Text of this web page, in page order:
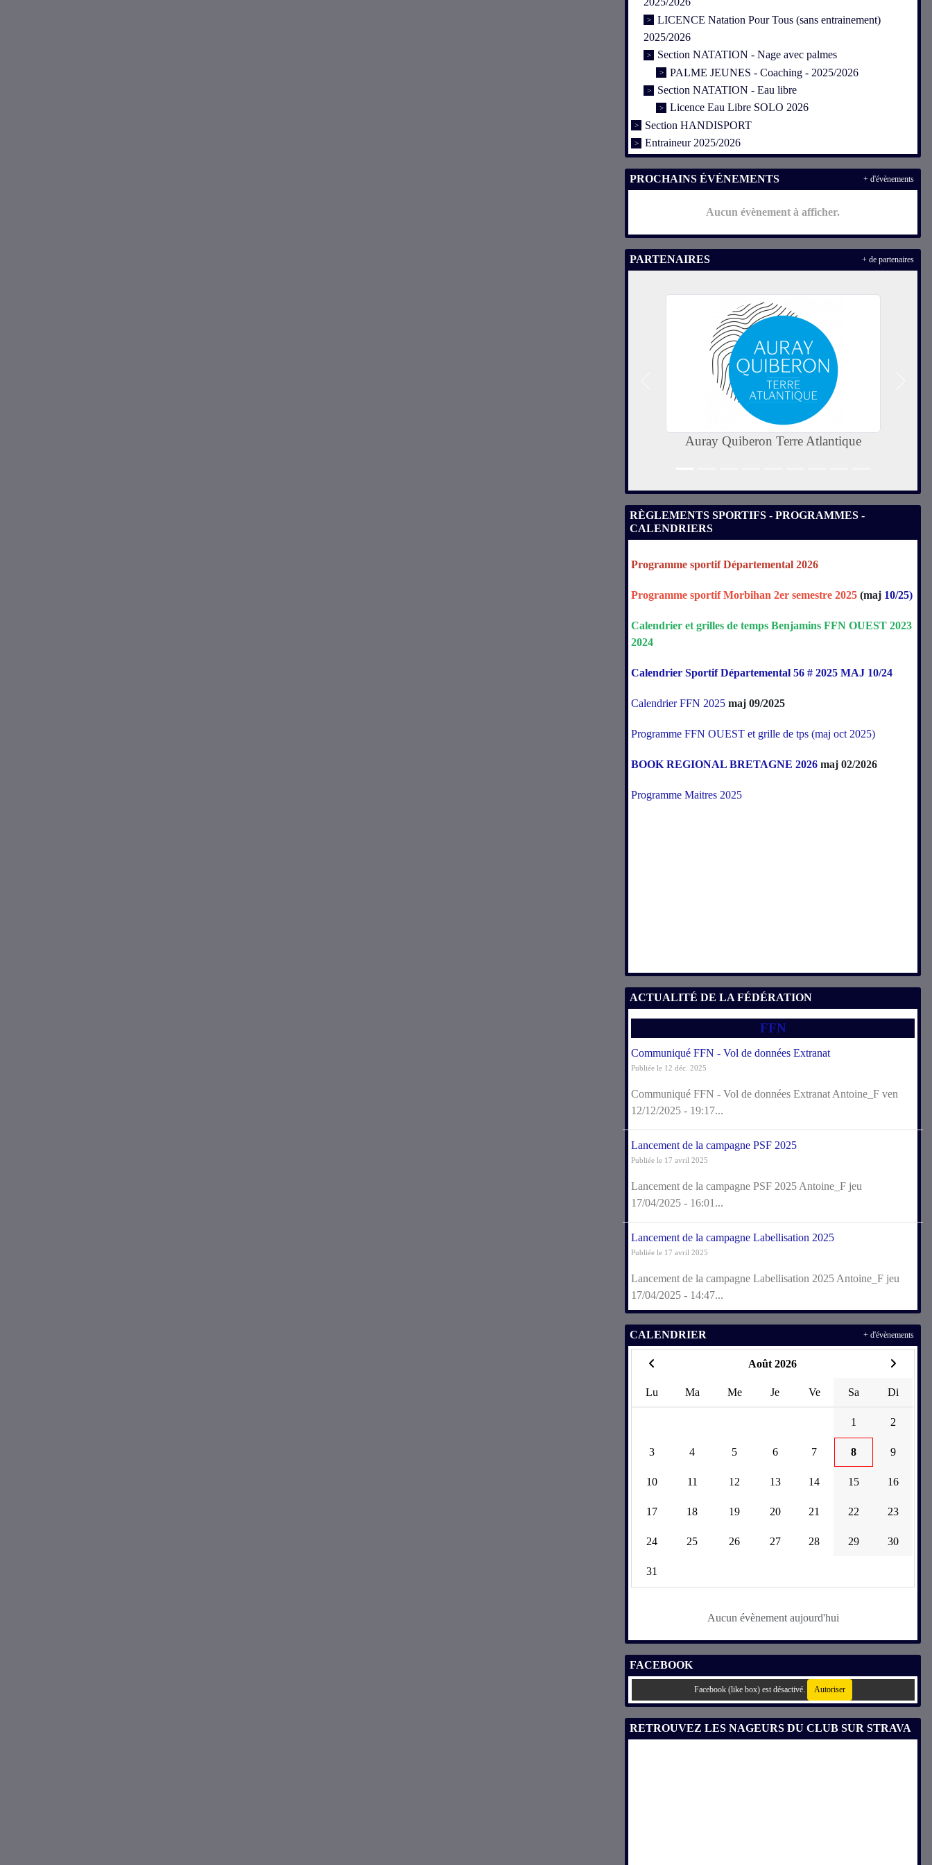
LICENCE Natation Pour Tous (sans entrainement)
2025/2026
Section NATATION - Nage avec palmes
PALME JEUNES - Coaching - 2025/2026
Section NATATION - Eau libre
Licence Eau Libre SOLO 2026
Section HANDISPORT
Entraineur 2025/2026
PROCHAINS ÉVÉNEMENTS
Aucun évènement à afficher.
+ d'évènements
PARTENAIRES
Tonton Outdoor
+ de partenaires
RÈGLEMENTS SPORTIFS - PROGRAMMES -
CALENDRIERS
Programme sportif Départemental 2026
Programme sportif Morbihan 2er semestre 2025(maj 10/25)
Calendrier et grilles de temps Benjamins FFN OUEST 2023
2024
Calendrier Sportif Départemental 56 # 2025 MAJ 10/24
Calendrier FFN 2025 maj 09/2025
Programme FFN OUEST et grille de tps (maj oct 2025)
BOOK REGIONAL BRETAGNE 2026 maj 02/2026
Programme Maitres 2025
ACTUALITÉ DE LA FÉDÉRATION
FFN
Communiqué FFN - Vol de données Extranat
Publiée le 12 déc. 2025
Communiqué FFN - Vol de données Extranat Antoine_F ven
12/12/2025 - 19:17...
Lancement de la campagne PSF 2025
Publiée le 17 avril 2025
Lancement de la campagne PSF 2025 Antoine_F jeu
17/04/2025 - 16:01...
Lancement de la campagne Labellisation 2025
Publiée le 17 avril 2025
Lancement de la campagne Labellisation 2025 Antoine_F jeu
17/04/2025 - 14:47...
CALENDRIER
Août 2026
Lu Ma Me Je Ve Sa Di
1 2
3 4 5 6 7 8 9
10 11 12 13 14 15 16
17 18 19 20 21 22 23
24 25 26 27 28 29 30
31
Aucun évènement aujourd'hui
+ d'évènements
FACEBOOK
Facebook (like box) est désactivé. Autoriser
RETROUVEZ LES NAGEURS DU CLUB SUR STRAVA